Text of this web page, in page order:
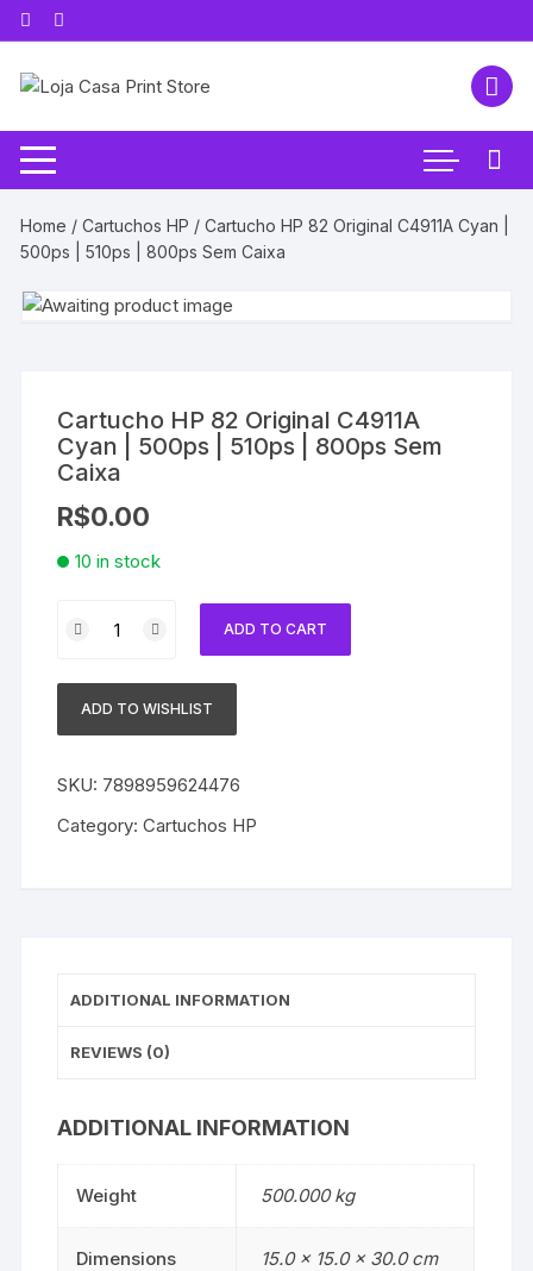
Pular
para
conteúdo
Home /Cartuchos HP / Cartucho HP 82 Original C4911A Cyan |
500ps | 510ps | 800ps Sem Caixa
Cartucho HP 82 Original C4911A
Cyan | 500ps | 510ps | 800ps Sem
Caixa
R$0.00
10 in stock
HP
Original
|
quantity
ADD TO CART
ADD TO WISHLIST
SKU: 7898959624476
Category:Cartuchos HP
ADDITIONAL INFORMATION
REVIEWS (0)
ADDITIONAL INFORMATION
Weight 500.000 kg
Dimensions 15.0 × 15.0 × 30.0 cm